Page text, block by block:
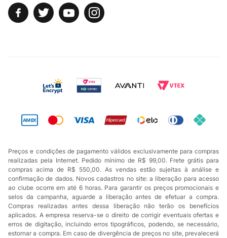
Preços e condições de pagamento válidos exclusivamente para compras
realizadas pela Internet. Pedido mínimo de R$ 99,00. Frete grátis para
compras acima de R$ 550,00. As vendas estão sujeitas à análise e
confirmação de dados. Novos cadastros no site: a liberação para acesso
ao clube ocorre em até 6 horas. Para garantir os preços promocionais e
selos da campanha, aguarde a liberação antes de efetuar a compra.
Compras realizadas antes dessa liberação não terão os benefícios
aplicados. A empresa reserva-se o direito de corrigir eventuais ofertas e
erros de digitação, incluindo erros tipográficos, podendo, se necessário,
estornar a compra. Em caso de divergência de preços no site, prevalecerá